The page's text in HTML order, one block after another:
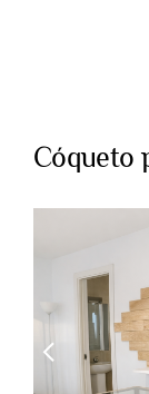
Cóqueto